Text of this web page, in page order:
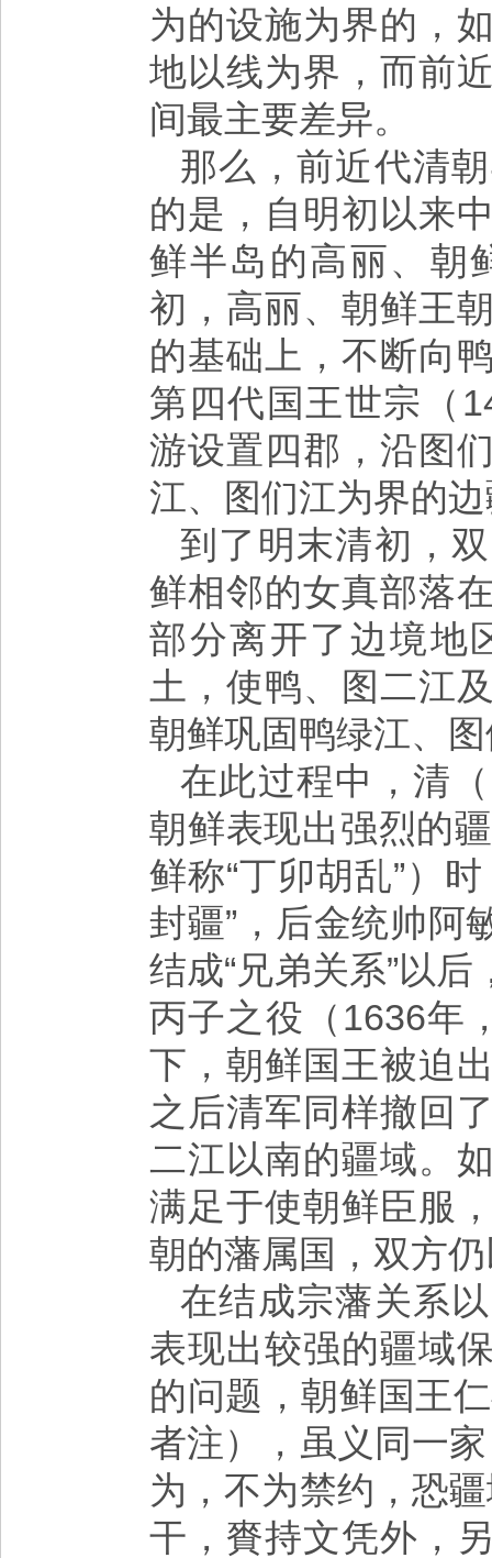
为的设施为界的，
地以线为界，而前
间最主要差异。
那么，前近代清
的是，自明初以来
鲜半岛的高丽、朝
初，高丽、朝鲜王
的基础上，不断向
第四代国王世宗（
游设置四郡，沿图
江、图们江为界的
到了明末清初，
鲜相邻的女真部落
部分离开了边境地
土，使鸭、图二江
朝鲜巩固鸭绿江、
在此过程中，清
朝鲜表现出强烈的
鲜称“丁卯胡乱”）
封疆”，后金统帅阿
结成“兄弟关系”以
丙子之役（1636年
下，朝鲜国王被迫
之后清军同样撤回
二江以南的疆域。
满足于使朝鲜臣服
朝的藩属国，双方
在结成宗藩关系
表现出较强的疆域
的问题，朝鲜国王
者注），虽义同一
为，不为禁约，恐
干，賚持文凭外，